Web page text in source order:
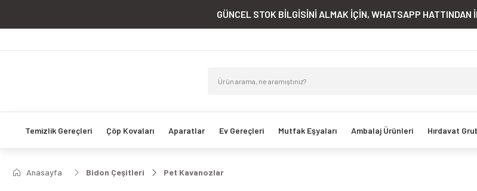
GÜNCEL STOK BİLGİSİNİ ALMAK İÇİN, WHATSAPP HATTINDAN
Temizlik Gereçleri Çöp Kovaları Aparatlar Ev Gereçleri Mutfak Eşyaları Ambalaj Ürünleri Hırdavat
Anasayfa Bidon Çeşitleri Pet Kavanozlar